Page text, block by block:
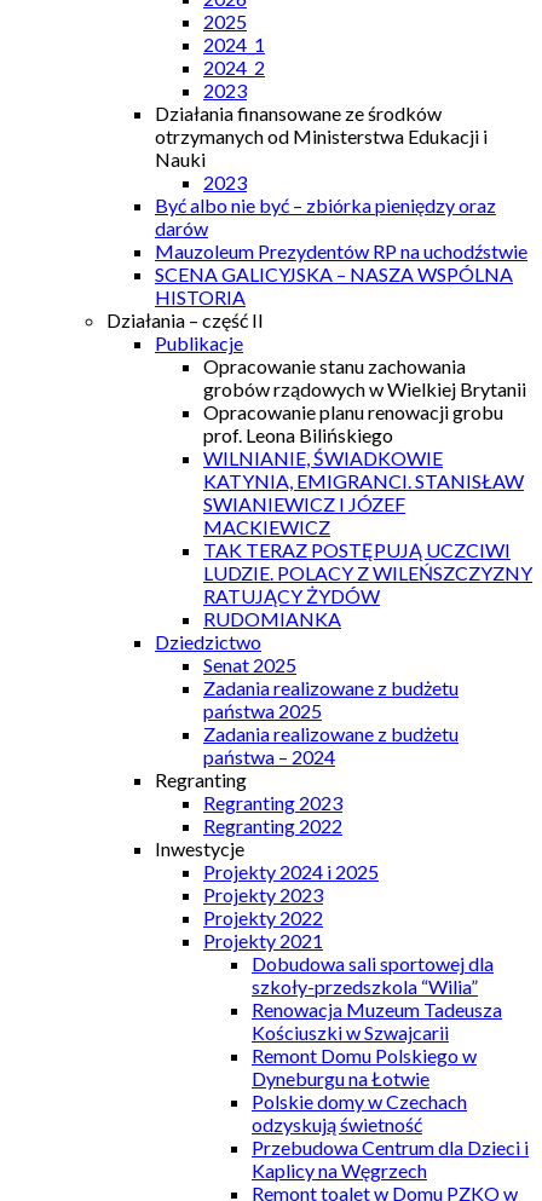
2025
2024_1
2024_2
2023
Działania finansowane ze środków
otrzymanych od Ministerstwa Edukacji i
Nauki
2023
Być albo nie być – zbiórka pieniędzy oraz
darów
Mauzoleum Prezydentów RP na uchodźstwie
SCENA GALICYJSKA – NASZA WSPÓLNA
HISTORIA
Działania – część II
Publikacje
Opracowanie stanu zachowania
grobów rządowych w Wielkiej Brytanii
Opracowanie planu renowacji grobu
prof. Leona Bilińskiego
WILNIANIE, ŚWIADKOWIE
KATYNIA, EMIGRANCI. STANISŁAW
SWIANIEWICZ I JÓZEF
MACKIEWICZ
TAK TERAZ POSTĘPUJĄ UCZCIWI
LUDZIE. POLACY Z WILEŃSZCZYZNY
RATUJĄCY ŻYDÓW
RUDOMIANKA
Dziedzictwo
Senat 2025
Zadania realizowane z budżetu
państwa 2025
Zadania realizowane z budżetu
państwa – 2024
Regranting
Regranting 2023
Regranting 2022
Inwestycje
Projekty 2024 i 2025
Projekty 2023
Projekty 2022
Projekty 2021
Dobudowa sali sportowej dla
szkoły-przedszkola “Wilia”
Renowacja Muzeum Tadeusza
Kościuszki w Szwajcarii
Remont Domu Polskiego w
Dyneburgu na Łotwie
Polskie domy w Czechach
odzyskują świetność
Przebudowa Centrum dla Dzieci i
Kaplicy na Węgrzech
Remont toalet w Domu PZKO w